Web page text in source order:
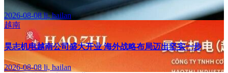
2026-08-08li, hailan
越南
昊志机电越南公司盛大开业 海外战略布局迈出坚实一步
2026-08-08li, hailan